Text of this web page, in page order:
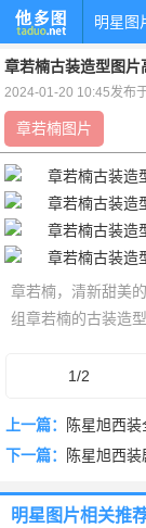
明星图
章若楠古装造型图
2024-01-20 10:45发布
章若楠图片
章若楠，清新甜美
组章若楠的古装造
味十足。在这组图
佛穿越时空的仙子
1/2
上一篇：
陈星旭西
下一篇：
陈星旭西
明星图片相关推